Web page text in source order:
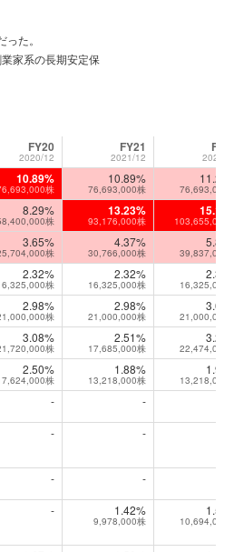
た。
家系の長期安定保
FY20
2020/12
FY21
2021/12 2022/
10.89%
株
10.89%
76,693,000株 76,693,000
8.29%
株
13.23%
93,176,000株 103,655,000
3.65%
株
4.37%
30,766,000株 39,837,000
2.32%
株
2.32%
16,325,000株 16,325,000
2.98%
株
2.98%
21,000,000株 21,000,000
3.08%
株
2.51%
17,685,000株 22,474,000
2.50%
株
1.88%
13,218,000株 13,218,000
- -
- -
- -
- 1.42%
9,978,000株 10,694,000